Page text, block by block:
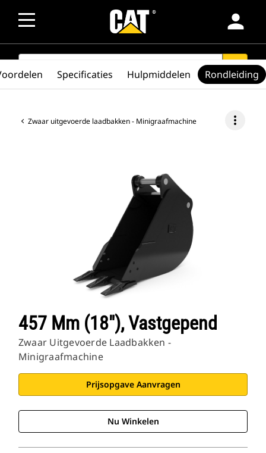
person
SEARCH search
Zwaar uitgevoerde laadbakken - Minigraafmachine more_vert
457 Mm (18"), Vastgepend
Zwaar Uitgevoerde Laadbakken -
Minigraafmachine
Prijsopgave Aanvragen
Nu Winkelen
Specificaties Hulpmiddelen Rondleiding